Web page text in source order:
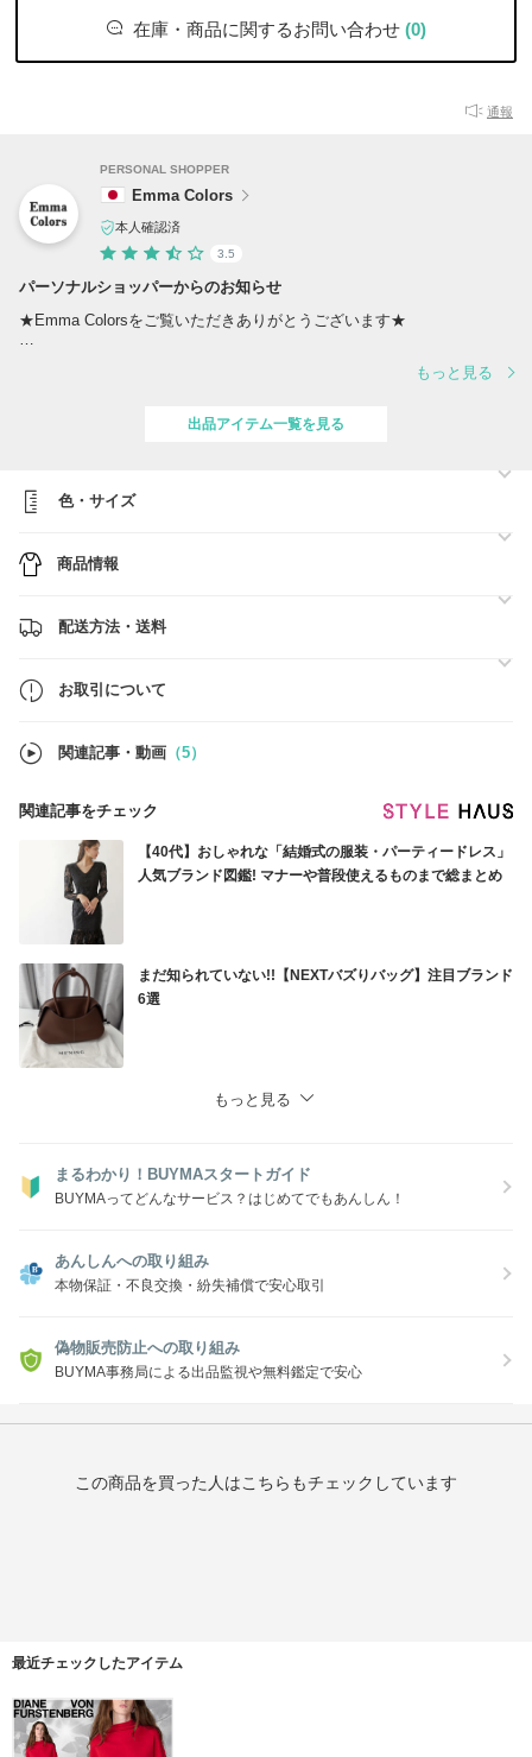
在庫・商品に関するお問い合わせ (0)
通報
PERSONAL SHOPPER
Emma Colors
本人確認済
3.5
パーソナルショッパーからのお知らせ
★Emma Colorsをご覧いただきありがとうございます★
インショップと連携をして世界中から至高の逸品を皆様にお届けする事
気になる商品がございましたら、遠慮なくお問い合わせくださいませ。
●ご連絡・配送について
お問い合わせいただきましたら24時間以内にご返信いたします。土日
祝日、繁忙期・年末年始は関税その他各所にて作業スピードが通常より
遅延となる可能性がございます。
ご注文前には、『お取引きについて』をご一読いただき、在庫確認のお
●関税・送料について
国内発送商品は関税と送料込みの価格になっております。
ります事をご了承くださいませ。
ただけるかと存じます。
もっと見る
出品アイテム一覧を見る
色・サイズ
商品情報
配送方法・送料
お取引について
関連記事・動画 （5）
関連記事をチェック
【40代】おしゃれな「結婚式の服装・パーティードレス」
人気ブランド図鑑! マナーや普段使えるものまで総まとめ
まだ知られていない!!【NEXTバズりバッグ】注目ブランド
6選
もっと見る
まるわかり！BUYMAスタートガイド
BUYMAってどんなサービス？はじめてでもあんしん！
あんしんへの取り組み
本物保証・不良交換・紛失補償で安心取引
偽物販売防止への取り組み
BUYMA事務局による出品監視や無料鑑定で安心
この商品を買った人はこちらもチェックしています
最近チェックしたアイテム